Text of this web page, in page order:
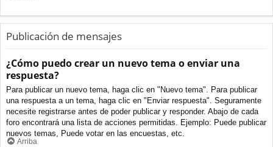
Publicación de mensajes
¿Cómo puedo crear un nuevo tema o enviar una
respuesta?
Para publicar un nuevo tema, haga clic en "Nuevo tema". Para publicar
una respuesta a un tema, haga clic en "Enviar respuesta". Seguramente
necesite registrarse antes de poder publicar y responder. Abajo de cada
foro encontrará una lista de acciones permitidas. Ejemplo: Puede publicar
nuevos temas, Puede votar en las encuestas, etc.
Arriba